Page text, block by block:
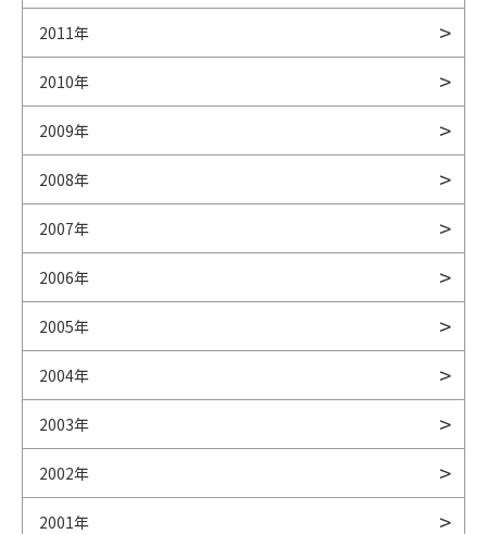
2011年
2010年
2009年
2008年
2007年
2006年
2005年
2004年
2003年
2002年
2001年